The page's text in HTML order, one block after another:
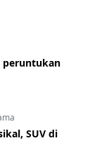
peruntukan
SUV di